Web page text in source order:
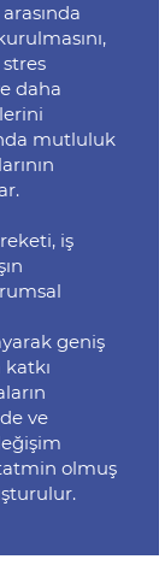
stres
daha
mutluluk
iş
geniş
ve
olmuş